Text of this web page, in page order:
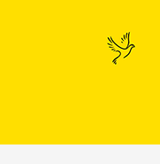
содержимому